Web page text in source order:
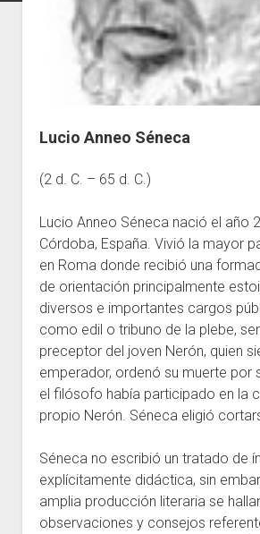
Concepto
Entrevistas
Destacados
Biografías
Lucio Anneo Séneca
(2 d. C. – 65 d. C.)
Lucio Anneo Séneca nació el año
Córdoba, España. Vivió la mayor
en Roma donde recibió una
de orientación principalmente
diversos e importantes cargos
como edil o tribuno de la plebe,
preceptor del joven Nerón, quien
emperador, ordenó su muerte por
el filósofo había participado en la
propio Nerón. Séneca eligió
Séneca no escribió un tratado de
explícitamente didáctica, sin
amplia producción literaria se
observaciones y consejos